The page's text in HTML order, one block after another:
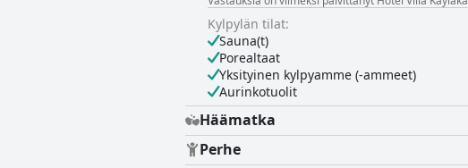
Kylpylän tilat:
Sauna(t)
Porealtaat
Yksityinen kylpyamme (-ammeet)
Aurinkotuolit
Häämatka
Perhe